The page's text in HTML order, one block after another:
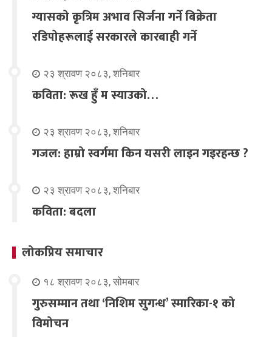
ग्यासको कृत्रिम अभाव सिर्जना गर्ने बिक्रेता
रडिपोहरूलाई सरकारले कारबाही गर्ने
२३ श्रावण २०८३, शनिबार
कविता: रूख हुँ म स्याउको…
२३ श्रावण २०८३, शनिबार
गजल: हाम्रो स्वर्गमा किन यसरी लाइन गइरहन्छ ?
२३ श्रावण २०८३, शनिबार
कविता: बदला
लोकप्रिय समाचार
१८ श्रावण २०८३, सोमबार
गुरुसम्मान तथा ‘निशिम सुगन्ध’ स्मारिका-१ को
विमोचन